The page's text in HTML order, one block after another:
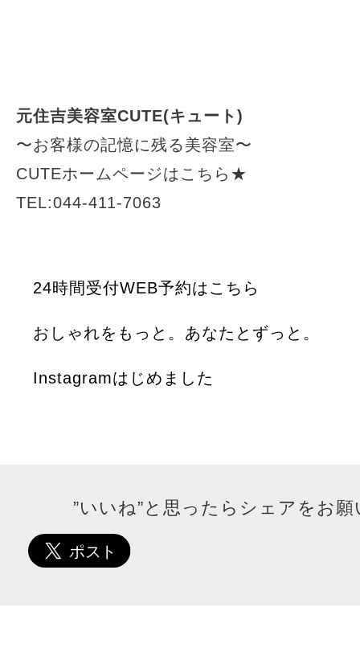
元住吉美容室CUTE(キュート)
〜お客様の記憶に残る美容室〜
CUTEホームページはこちら★
TEL:044-411-7063
24時間受付WEB予約はこちら
おしゃれをもっと。あなたとずっと。
Instagramはじめました
”いいね”と思ったらシェアをお